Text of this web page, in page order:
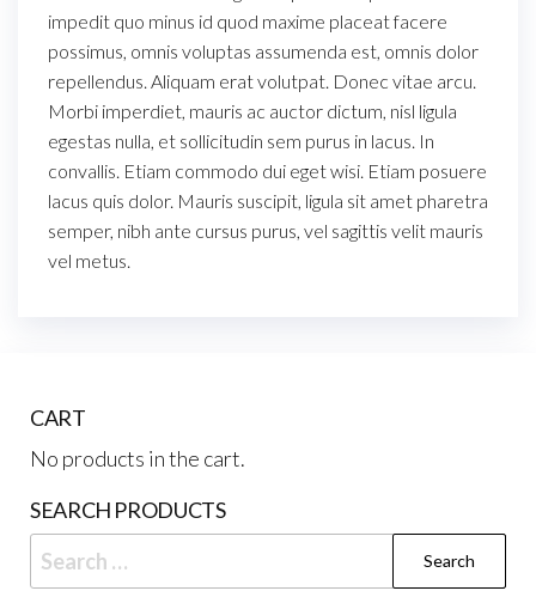
impedit quo minus id quod maxime placeat facere
possimus, omnis voluptas assumenda est, omnis dolor
repellendus. Aliquam erat volutpat. Donec vitae arcu.
Morbi imperdiet, mauris ac auctor dictum, nisl ligula
egestas nulla, et sollicitudin sem purus in lacus. In
convallis. Etiam commodo dui eget wisi. Etiam posuere
lacus quis dolor. Mauris suscipit, ligula sit amet pharetra
semper, nibh ante cursus purus, vel sagittis velit mauris
vel metus.
CART
No products in the cart.
SEARCH PRODUCTS